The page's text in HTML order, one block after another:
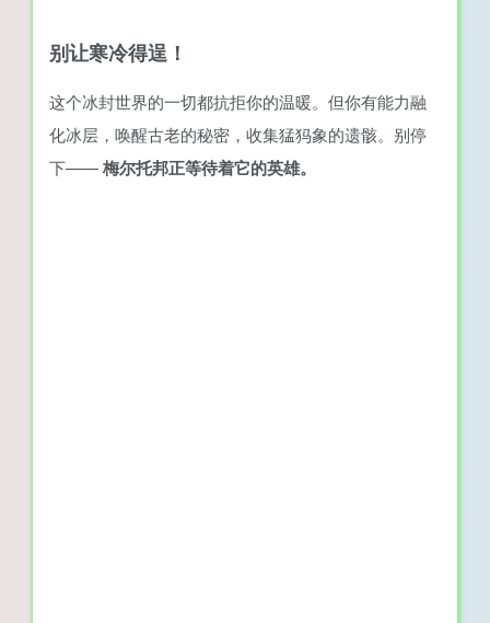
别让寒冷得逞！
这个冰封世界的一切都抗拒你的温暖。但你有能力融
化冰层，唤醒古老的秘密，收集猛犸象的遗骸。别停
下——梅尔托邦正等待着它的英雄。